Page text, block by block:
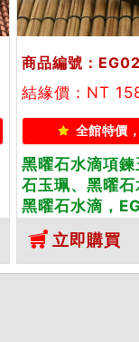
商品編號：
結緣價：NT
全館特價
黑曜石水滴項
石玉珮、黑曜
黑曜石水滴，
各種黑曜石水
東方翡翠寶石
立即購買